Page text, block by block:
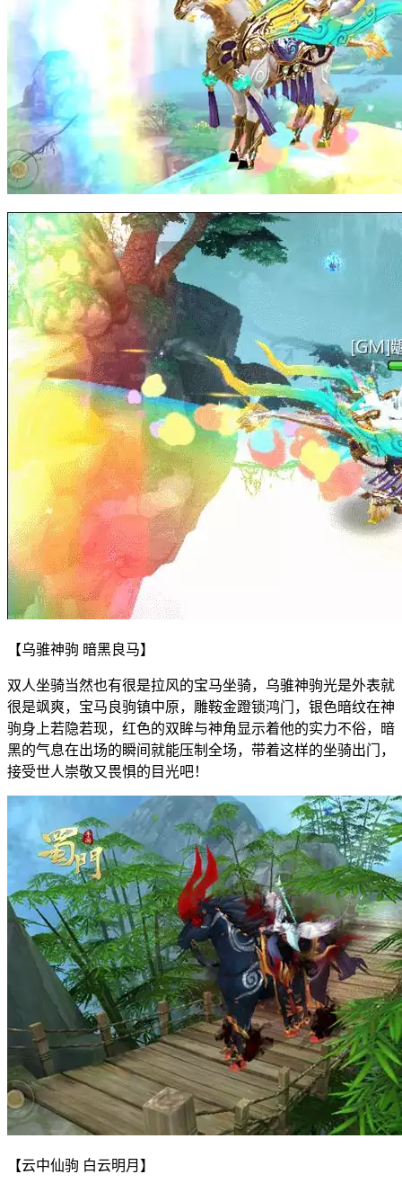
【乌骓神驹 暗黑良马】
双人坐骑当然也有很是拉风的宝马坐骑，乌骓神驹光是外表就
很是飒爽，宝马良驹镇中原，雕鞍金蹬锁鸿门，银色暗纹在神
驹身上若隐若现，红色的双眸与神角显示着他的实力不俗，暗
黑的气息在出场的瞬间就能压制全场，带着这样的坐骑出门，
接受世人崇敬又畏惧的目光吧！
【云中仙驹 白云明月】